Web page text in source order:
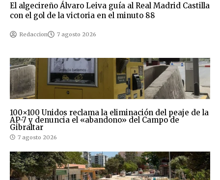
El algecireño Álvaro Leiva guía al Real Madrid Castilla
con el gol de la victoria en el minuto 88
Redaccion 7 agosto 2026
100×100 Unidos reclama la eliminación del peaje de la
AP-7 y denuncia el «abandono» del Campo de
Gibraltar
7 agosto 2026